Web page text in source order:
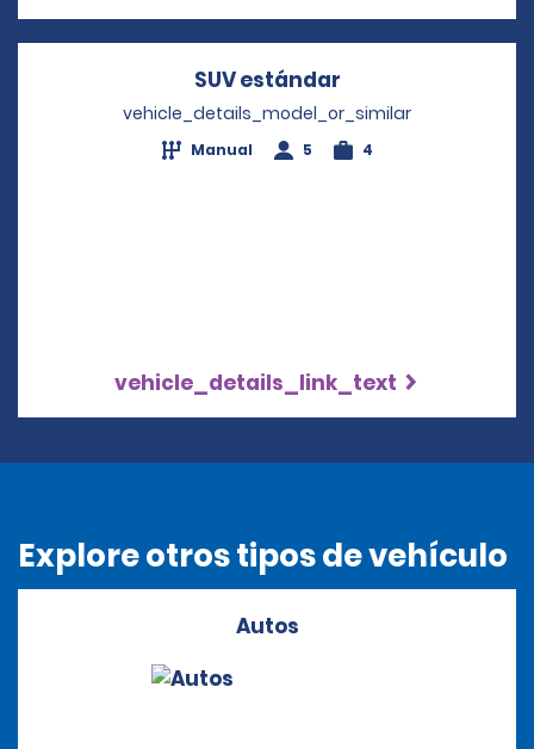
SUV estándar
vehicle_details_model_or_similar
Manual 5 4
vehicle_details_link_text
Explore otros tipos de vehículo
Autos